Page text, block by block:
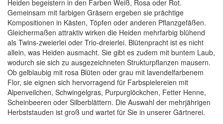
Heiden begeistern in den Farben Weiß, Rosa oder Rot.
Gemeinsam mit farbigen Gräsern ergeben sie prächtige
Kompositionen in Kästen, Töpfen oder anderen Pflanzgefäßen.
Gleichermaßen attraktiv wirken die Heiden mehrfarbig blühend
als Twins-zweierlei oder Trio-dreierlei. Blütenpracht ist es nicht
allein, was Heiden ausmacht. Sie gibt es zudem mit buntem Laub,
wodurch sie sich zu ausgezeichneten Strukturpflanzen mausern.
Ob gelblaubig mit rosa Blüten oder grau mit lavendelfarbenem
Flor, sie eignen sich hervorragend für Farbspielereien mit
Alpenveilchen, Schwingelgras, Purpurglöckchen, Fetter Henne,
Scheinbeeren oder Silberblättern. Die Auswahl der mehrjährigen
Herbststauden ist groß und wartet für Sie in unserer Gärtnerei.